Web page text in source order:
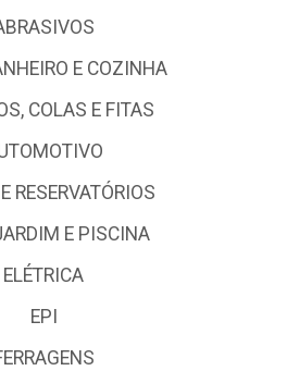
E COZINHA
COLAS E FITAS
RESERVATÓRIOS
E PISCINA
ELÉTRICA
EPI